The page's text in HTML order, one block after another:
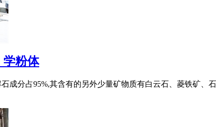
学粉体
成分占95%,其含有的另外少量矿物质有白云石、菱铁矿、